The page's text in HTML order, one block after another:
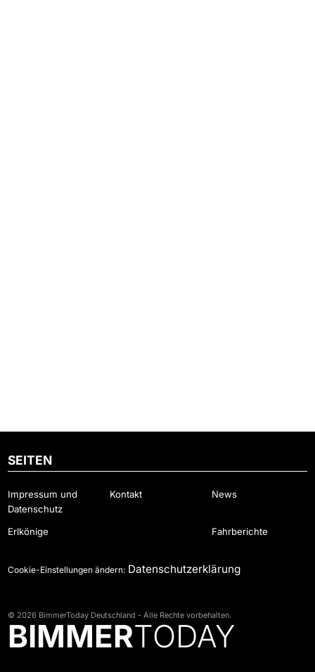
SEITEN
Impressum und
Datenschutz
Kontakt News
Erlkönige Fahrberichte
Cookie-Einstellungen ändern: Datenschutzerklärung
© 2026 BimmerToday Deutschland - Alle Rechte vorbehalten.
BIMMERTODAY